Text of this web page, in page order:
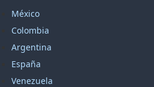
México
Colombia
Argentina
España
Venezuela